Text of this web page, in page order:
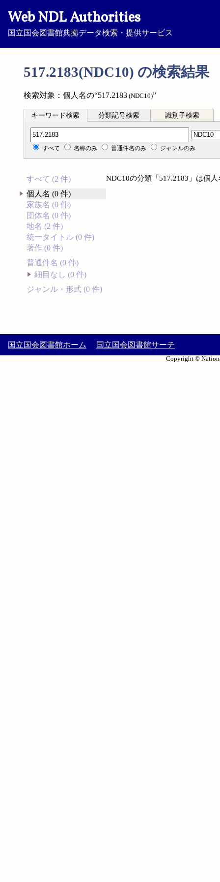
Web NDL Authorities
国立国会図書館典拠データ検索・提供サービス
517.2183(NDC10) の検索結果
検索対象：個人名の“517.2183 (NDC10)”
キーワード検索 分類記号検索 識別子検索
分類記号検索
すべて 名称のみ 普通件名のみ ジャンルのみ
すべて (2 件)
個人名 (0 件)
家族名 (0 件)
団体名 (0 件)
地名 (2 件)
統一タイトル (0 件)
著作 (0 件)
普通件名 (0 件)
細目なし (0 件)
ジャンル・形式 (0 件)
NDC10の分類「517.2183」は個
国立国会図書館ホーム 国立国会図書館サーチ
Copyright ©